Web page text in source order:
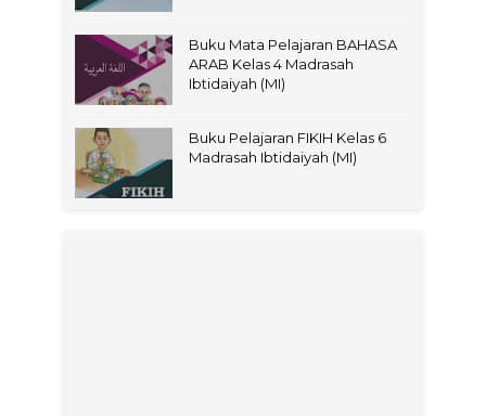
Buku Mata Pelajaran BAHASA
ARAB Kelas 4 Madrasah
Ibtidaiyah (MI)
Buku Pelajaran FIKIH Kelas 6
Madrasah Ibtidaiyah (MI)